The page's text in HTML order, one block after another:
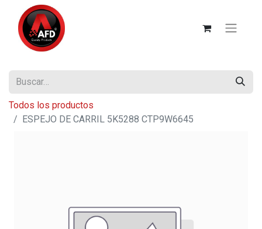
Todos los productos
ESPEJO DE CARRIL 5K5288 CTP9W6645